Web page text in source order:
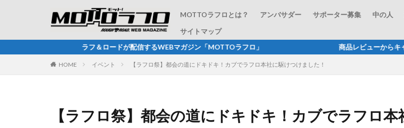
MOTTOラフロとは？ アンバサダー サポーター募集 中の人
サイトマップ
ラフ＆ロードが配信するWEBマガジン「MOTTOラフロ」 商品レビューからキャンプ、ツーリングネタなど
HOME イベント 【ラフロ祭】都会の道にドキドキ！カブでラフロ本社に駆けつけました！
【ラフロ祭】都会の道にドキドキ！カブでラフロ本